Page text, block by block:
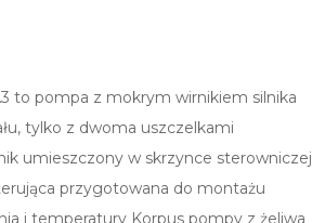
to pompa z mokrym wirnikiem silnika
tylko z dwoma uszczelkami
umieszczony w skrzynce sterowniczej
przygotowana do montażu
i temperatury Korpus pompy z żeliwa